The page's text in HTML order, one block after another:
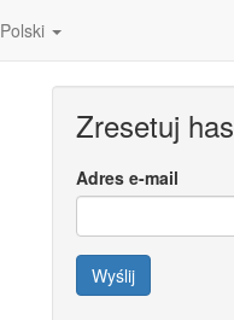
Polski
Zresetuj
Adres e-mail
Wyślij